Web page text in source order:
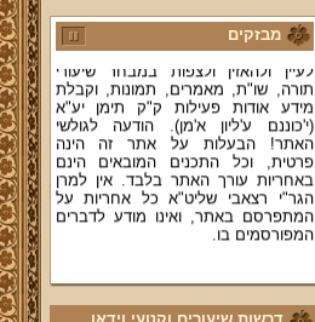
מבזקים
ושו"ת עולת יצחק ג"ח ועוד, וכן תוכלו
לעיין ולהאזין ולצפות במבחר שיעורי
מידע אודות פעילות ק"ק תימן יע"א
(י'כוננם ע'ליון א'מן). הודעה לגולשי
האתר! הבעלות על אתר זה הינה
פרטית, וכל התכנים המובאים הינם
באחריות עורך האתר בלבד. אין למרן
הגר"י רצאבי שליט"א כל אחריות על
המתפרסם באתר, ואינו מודע לדברים
המפורסמים בו.
קווים לדמותו של מהרי"ץ זצוק"ל
פניה נרגשת אל אחינו בני עדת תימן